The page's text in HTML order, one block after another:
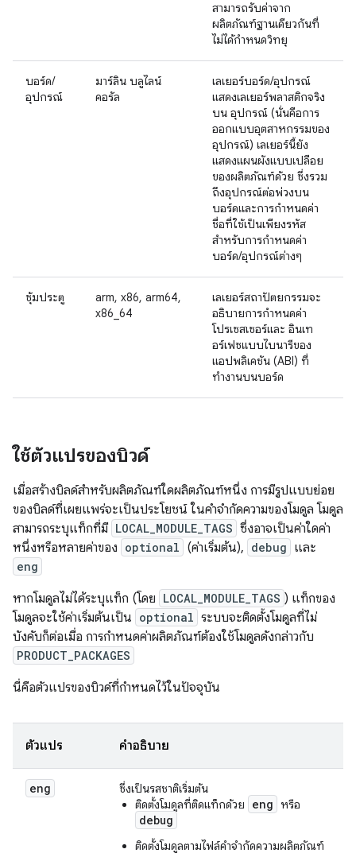
สามารถรับค่าจาก
ผลิตภัณฑ์ฐานเดียวกันที่
ไม่ได้กำหนดวิทยุ
บอร์ด/
อุปกรณ์
มาร์ลิน บลูไลน์
คอรัล
เลเยอร์บอร์ด/อุปกรณ์
แสดงเลเยอร์พลาสติกจริง
บน อุปกรณ์ (นั่นคือการ
ออกแบบอุตสาหกรรมของ
อุปกรณ์) เลเยอร์นี้ยัง
แสดงแผนผังแบบเปลือย
ของผลิตภัณฑ์ด้วย ซึ่งรวม
ถึงอุปกรณ์ต่อพ่วงบน
บอร์ดและการกำหนดค่า
ชื่อที่ใช้เป็นเพียงรหัส
สำหรับการกำหนดค่า
บอร์ด/อุปกรณ์ต่างๆ
ซุ้มประตู
arm, x86, arm64,
x86_64
เลเยอร์สถาปัตยกรรมจะ
อธิบายการกำหนดค่า
โปรเซสเซอร์และ อินเท
อร์เฟซแบบไบนารีของ
แอปพลิเคชัน (ABI) ที่
ทำงานบนบอร์ด
ใช้ตัวแปรของบิวด์
เมื่อสร้างบิลด์สำหรับผลิตภัณฑ์ใดผลิตภัณฑ์หนึ่ง การมีรูปแบบย่อย
ของบิลด์ที่เผยแพร่จะเป็นประโยชน์ ในคำจำกัดความของโมดูล โมดูล
สามารถระบุแท็กที่มี LOCAL_MODULE_TAGS ซึ่งอาจเป็นค่าใดค่า
หนึ่งหรือหลายค่าของ optional (ค่าเริ่มต้น), debug และ
eng
หากโมดูลไม่ได้ระบุแท็ก (โดย LOCAL_MODULE_TAGS ) แท็กของ
โมดูลจะใช้ค่าเริ่มต้นเป็น optional ระบบจะติดตั้งโมดูลที่ไม่
บังคับก็ต่อเมื่อ การกำหนดค่าผลิตภัณฑ์ต้องใช้โมดูลดังกล่าวกับ
PRODUCT_PACKAGES
นี่คือตัวแปรของบิวด์ที่กำหนดไว้ในปัจจุบัน
ตัวแปร คำอธิบาย
eng
ซึ่งเป็นรสชาติเริ่มต้น
ติดตั้งโมดูลที่ติดแท็กด้วย
eng หรือ
debug
ติดตั้งโมดูลตามไฟล์คำจำกัดความผลิตภัณฑ์